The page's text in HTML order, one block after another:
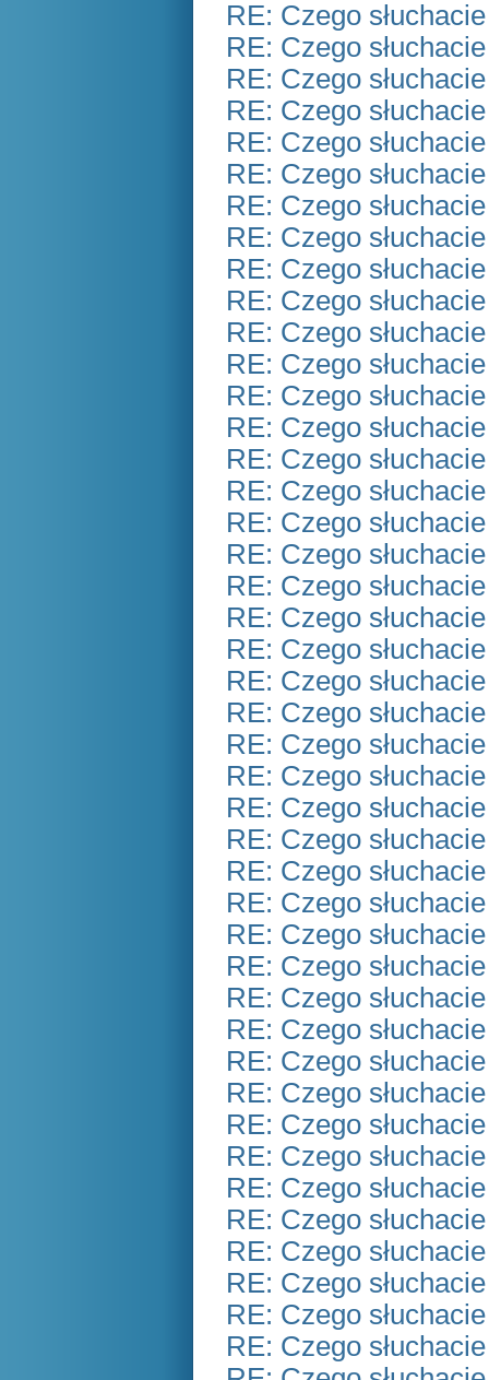
RE: Czego
RE: Czego
RE: Czego
RE: Czego
RE: Czego
RE: Czego
RE: Czego
RE: Czego
RE: Czego
RE: Czego
RE: Czego
RE: Czego
RE: Czego
RE: Czego
RE: Czego
RE: Czego
RE: Czego
RE: Czego
RE: Czego
RE: Czego
RE: Czego
RE: Czego
RE: Czego
RE: Czego
RE: Czego
RE: Czego
RE: Czego
RE: Czego
RE: Czego
RE: Czego
RE: Czego
RE: Czego
RE: Czego
RE: Czego
RE: Czego
RE: Czego
RE: Czego
RE: Czego
RE: Czego
RE: Czego
RE: Czego
RE: Czego
RE: Czego